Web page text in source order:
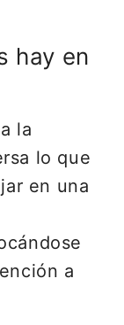
hay en
la
lo que
en una
a